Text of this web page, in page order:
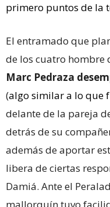
primero puntos de la
El entramado que
de los cuatro hombre
Marc Pedraza
(algo similar a lo que
delante de la pareja
detrás de su
además de aportar
libera de ciertas
Damiá. Ante el